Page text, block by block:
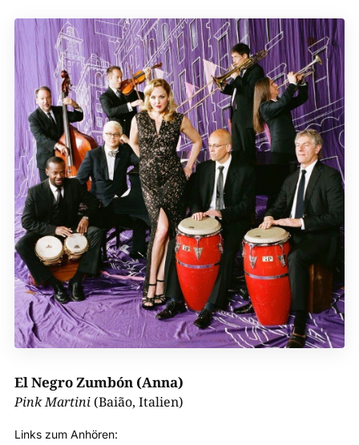
El Negro Zumbón (Anna)
Pink Martini(Baião, Italien)
Links zum Anhören: